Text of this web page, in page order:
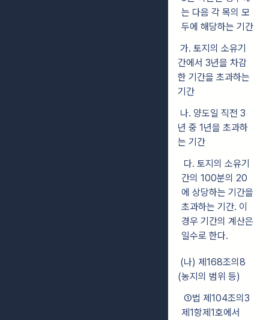
는 다음 각 목의 모
두에 해당하는 기간
가. 토지의 소유기
간에서 3년을 차감
한 기간을 초과하는
기간
나. 양도일 직전 3
년 중 1년을 초과하
는 기간
다. 토지의 소유기
간의 100분의 20
에 상당하는 기간을
초과하는 기간. 이
경우 기간의 계산은
일수로 한다.
(나) 제168조의8
(농지의 범위 등)
①법 제104조의3
제1항제1호에서